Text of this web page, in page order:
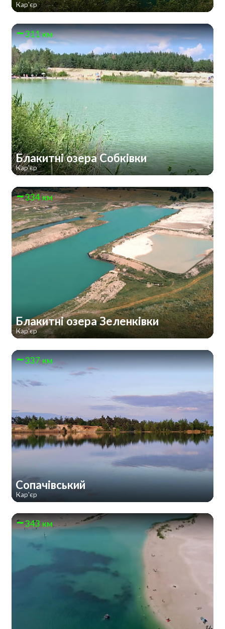
Кар'єр
311 км
Блакитні озера Собківки
Кар'єр
334 км
Блакитні озера Зеленківки
Кар'єр
337 км
Сопачівський
Кар'єр
343 км